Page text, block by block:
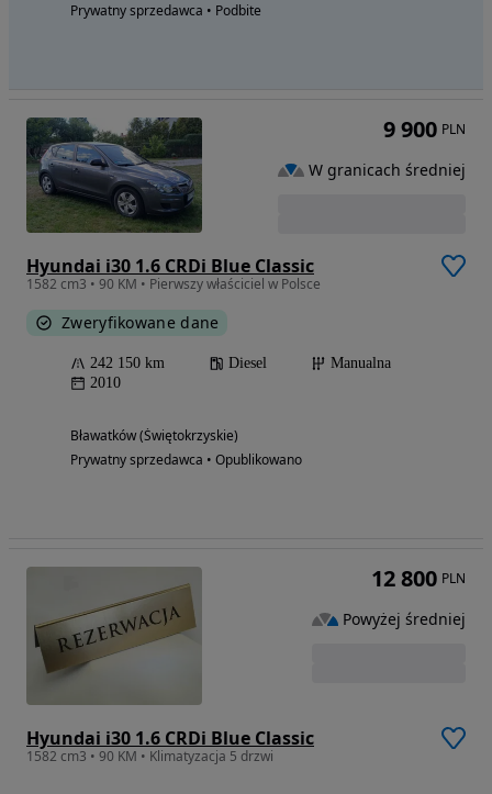
Prywatny sprzedawca • Podbite
Hyundai i30 1.6 CRDi Blue Classic
1582 cm3 • 90 KM • Pierwszy właściciel w Polsce
Zweryfikowane dane
242 150 km Diesel
Manualna
2010
Bławatków (Świętokrzyskie)
Prywatny sprzedawca • Opublikowano
9 900 PLN
W granicach średniej
Hyundai i30 1.6 CRDi Blue Classic
1582 cm3 • 90 KM • Klimatyzacja 5 drzwi
12 800 PLN
Powyżej średniej